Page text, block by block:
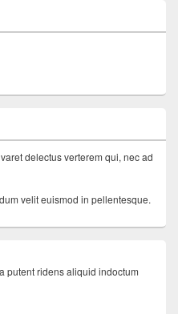
delectus verterem qui, nec ad
velit euismod in pellentesque.
putent ridens aliquid indoctum